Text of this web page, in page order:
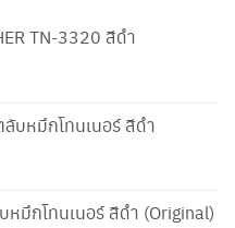
TN-3320 สีดำ
บหมึกโทนเนอร์ สีดำ
มึกโทนเนอร์ สีดำ (Original)